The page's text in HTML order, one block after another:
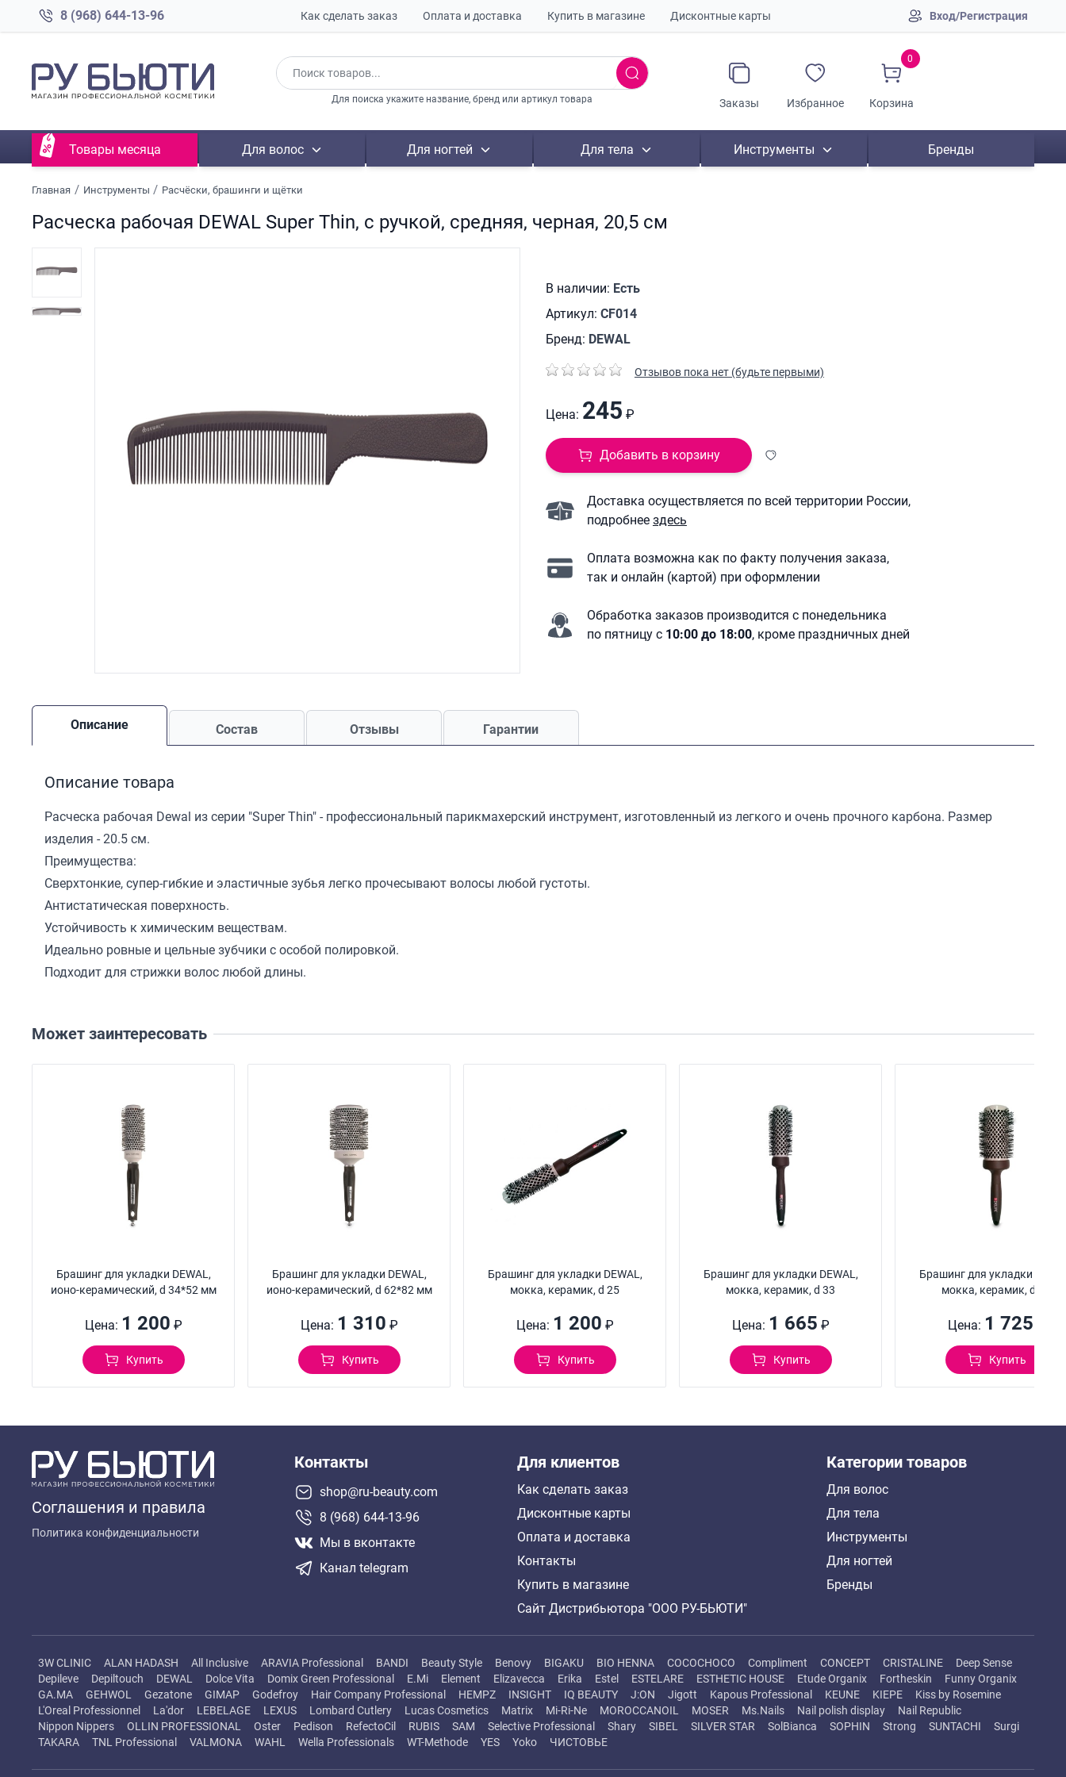
8 (968) 644-13-96 Как сделать заказ Оплата и доставка Купить в магазине Дисконтные карты Вход/Регистрация
Для поиска укажите название, бренд или артикул товара Заказы Избранное Корзина
0
Товары месяца Для волос Для ногтей Для тела Инструменты Бренды
Главная Инструменты Расчёски, брашинги и щётки
Расческа рабочая DEWAL Super Thin, с ручкой, средняя, черная, 20,5 см
В наличии: Есть
Артикул: CF014
Бренд: DEWAL
Отзывов пока нет (будьте первыми)
Цена: 245 ₽
Добавить в корзину
Доставка осуществляется по всей территории России,
подробнее здесь
Оплата возможна как по факту получения заказа,
так и онлайн (картой) при оформлении
Обработка заказов производится с понедельника
по пятницу с 10:00 до 18:00, кроме праздничных дней
Описание Состав Отзывы Гарантии
Описание товара
Расческа рабочая Dewal из серии "Super Thin" - профессиональный парикмахерский инструмент, изготовленный из легкого и очень прочного карбона. Размер
изделия - 20.5 см.
Преимущества:
Сверхтонкие, супер-гибкие и эластичные зубья легко прочесывают волосы любой густоты.
Антистатическая поверхность.
Устойчивость к химическим веществам.
Идеально ровные и цельные зубчики с особой полировкой.
Подходит для стрижки волос любой длины.
Может заинтересовать
Брашинг для укладки DEWAL,
ионо-керамический, d 34*52 мм
Цена: 1 200 ₽
Купить
Брашинг для укладки DEWAL,
ионо-керамический, d 62*82 мм
Цена: 1 310 ₽
Купить
Брашинг для укладки DEWAL,
мокка, керамик, d 25
Цена: 1 200 ₽
Купить
Брашинг для укладки DEWAL,
мокка, керамик, d 33
Цена: 1 665 ₽
Купить
Брашинг для укладки
мокка, керамик, d 53
Цена: 1 725
Купить
Соглашения и правила
Политика конфиденциальности
Контакты
shop@ru-beauty.com
8 (968) 644-13-96
Мы в вконтакте
Канал telegram
Для клиентов
Как сделать заказ
Дисконтные карты
Оплата и доставка
Контакты
Купить в магазине
Сайт Дистрибьютора "ООО РУ-БЬЮТИ"
Категории товаров
Для волос
Для тела
Инструменты
Для ногтей
Бренды
3W CLINIC ALAN HADASH All Inclusive ARAVIA Professional BANDI Beauty Style Benovy BIGAKU BIO HENNA COCOCHOCO Compliment CONCEPT CRISTALINE
Deep Sense
Depileve
Depiltouch DEWAL Dolce Vita Domix Green Professional E.Mi Element Elizavecca Erika Estel ESTELARE ESTHETIC HOUSE Etude Organix Fortheskin
Funny Organix
GA.MA
GEHWOL Gezatone GIMAP Godefroy Hair Company Professional HEMPZ INSIGHT IQ BEAUTY J:ON Jigott Kapous Professional KEUNE KIEPE
Kiss by Rosemine
L'Oreal Professionnel
La'dor LEBELAGE LEXUS Lombard Cutlery Lucas Cosmetics Matrix Mi-Ri-Ne MOROCCANOIL MOSER Ms.Nails Nail polish display
Nail Republic
Nippon Nippers
OLLIN PROFESSIONAL Oster Pedison RefectoCil RUBIS SAM Selective Professional Shary SIBEL SILVER STAR SolBianca SOPHIN Strong SUNTACHI
Surgi
TAKARA
TNL Professional VALMONA WAHL Wella Professionals WT-Methode YES Yoko ЧИСТОВЬЕ